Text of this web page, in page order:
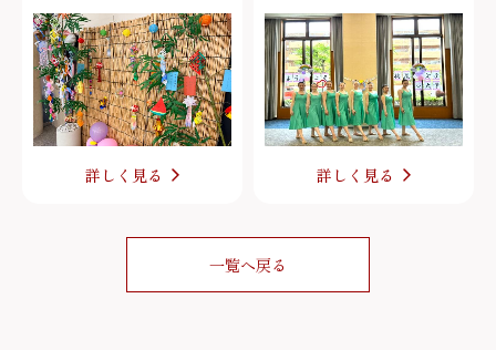
詳しく見る 詳しく見る
一覧へ戻る